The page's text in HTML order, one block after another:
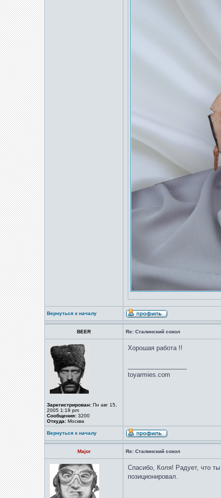
Вернуться к началу
BEER Re: Сталинский сокол
Зарегистрирован: Пн авг 15,
2005 1:19 pm
Сообщения: 3200
Откуда: Москва
Хорошая работа !!
toyarmies.com
Вернуться к началу
Major Re: Сталинский сокол
Спасибо, Коля! Радует, что
позиционировал.